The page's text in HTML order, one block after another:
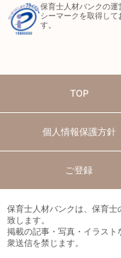
保育士人材バンクの
シーマークを取得し
す。
TOP
個人情報保護方針
ご登録
保育士人材バンクは、保育士
致します。
掲載の記事・写真・イラス
衆送信を禁じます。